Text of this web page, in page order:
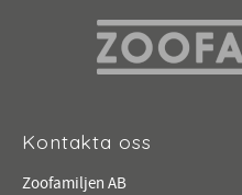
Kontakta oss
Zoofamiljen AB